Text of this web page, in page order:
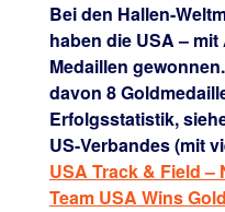
Bei den Hallen-
haben die USA –
Medaillen
davon 8
Erfolgsstatistik,
US-Verbandes (mit
USA Track & Field –
Team USA Wins